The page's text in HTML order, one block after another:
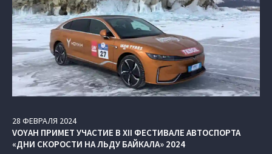
28 ФЕВРАЛЯ 2024
VOYAH ПРИМЕТ УЧАСТИЕ В XII ФЕСТИВАЛЕ АВТОСПОРТА
«ДНИ СКОРОСТИ НА ЛЬДУ БАЙКАЛА» 2024